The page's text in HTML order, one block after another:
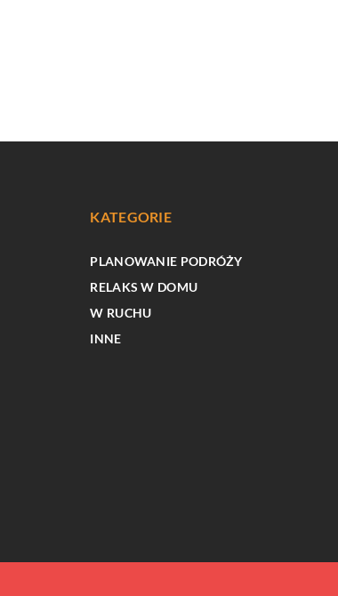
KATEGORIE
PLANOWANIE PODRÓŻY
RELAKS W DOMU
W RUCHU
INNE